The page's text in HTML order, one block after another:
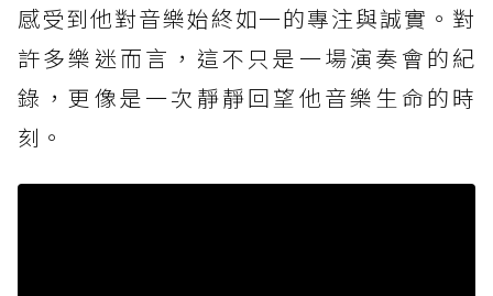
感受到他對音樂始終如一的專注與誠實。對
許多樂迷而言，這不只是一場演奏會的紀
錄，更像是一次靜靜回望他音樂生命的時
刻。